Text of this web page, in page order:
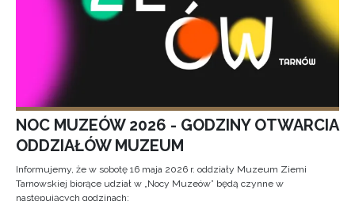
NOC MUZEÓW 2026 - GODZINY OTWARCIA
ODDZIAŁÓW MUZEUM
Informujemy, że w sobotę 16 maja 2026 r. oddziały Muzeum Ziemi
Tarnowskiej biorące udział w „Nocy Muzeów” będą czynne w
następujących godzinach: